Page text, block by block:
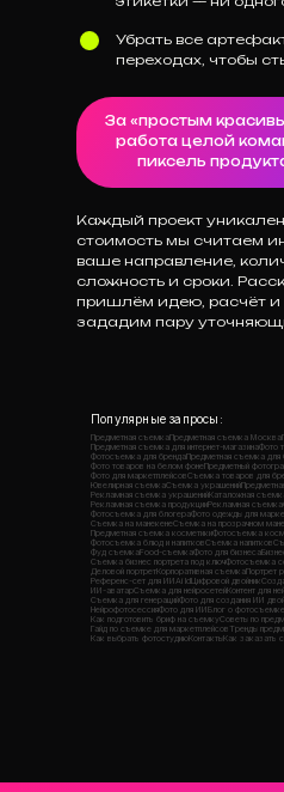
Каждый проект
стоимость мы считаем
ваше направление,
сложность и сроки.
пришлём идею, расчёт и
зададим пару
Убрать все
переходах, чтобы
За «простым
работа целой
пиксель
Популярные запросы:
Предметная съемкаПредметная съемка Москва
Предметная съемка для интернет-магазинаФото
Фотосъемка для брендаПредметная съемка для
Фото товаров на белом фонеПредметный
Фото для маркетплейсовСъемка товаров для
Ювелирная съемкаСъемка украшений
Рекламная съемка украшенийКаталожная
Рекламная съемка продукцииРекламная съемка
Фотосъемка для блогераФото одежды для
Съемка на манекенеСъемка на прозрачном
Предметная съемка косметикиФотосъемка
Фотосъемка блюд и напитковСъемка напитков
Фуд съемкаFood-съемкаФото для бизнеса
Съемка бизнес портрета под ключФотосъемка
Деловой портретКорпоративная съемкаПортрет
Референс-сет для ИИAi IdЦифровой двойник
ИИ-аватарСъемка для нейросетейКонтент для
Съемка для генерацийФото для создания ИИ
НейрофотосессияФото для ИИБлог о фотосъемке
Как подготовить бриф на съемкуСоветы по
Гайд по съемке для маркетплейсов Тренды
Как выбрать фотостудиюКонтактыКак заказать